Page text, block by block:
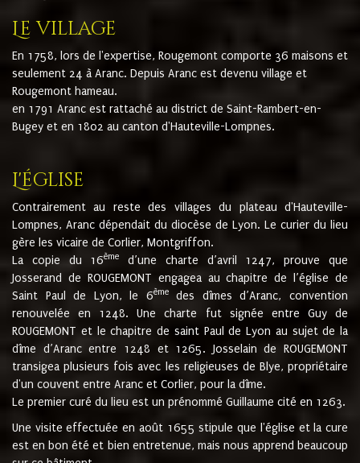
Le village
En 1758, lors de l'expertise, Rougemont comporte 36 maisons et
seulement 24 à Aranc. Depuis Aranc est devenu village et
Rougemont hameau.
en 1791 Aranc est rattaché au district de Saint-Rambert-en-
Bugey et en 1802 au canton d'Hauteville-Lompnes.
L'église
Contrairement au reste des villages du plateau d'Hauteville-
Lompnes, Aranc dépendait du diocèse de Lyon. Le curier du lieu
gère les vicaire de Corlier, Montgriffon.
La copie du 16ème
d’une charte d’avril 1247, prouve que
Josserand de ROUGEMONT engagea au chapitre de l’église de
Saint Paul de Lyon, le 6èmedes dîmes d’Aranc, convention
renouvelée en 1248. Une charte fut signée entre Guy de
ROUGEMONT et le chapitre de saint Paul de Lyon au sujet de la
dîme d’Aranc entre 1248 et 1265. Josselain de ROUGEMONT
transigea plusieurs fois avec les religieuses de Blye, propriétaire
d'un couvent entre Aranc et Corlier, pour la dîme.
Le premier curé du lieu est un prénommé Guillaume cité en 1263.
Une visite effectuée en août 1655 stipule que l'église et la cure
est en bon été et bien entretenue, mais nous apprend beaucoup